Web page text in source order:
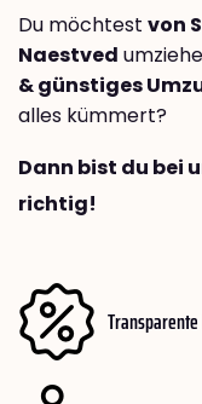
Du möchtest von
Naestved
& günstiges
alles kümmert?
Dann bist du bei
richtig!